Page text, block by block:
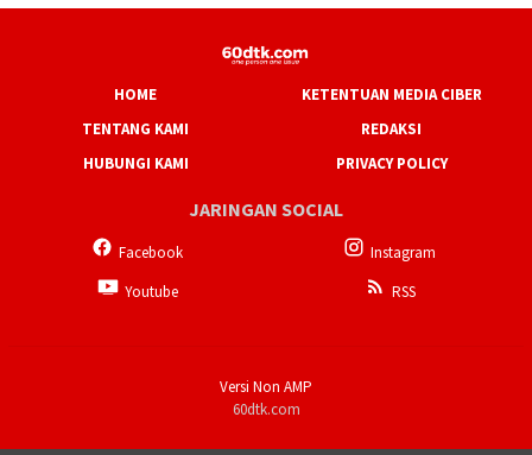
HOME
KETENTUAN MEDIA CIBER
TENTANG KAMI
REDAKSI
HUBUNGI KAMI
PRIVACY POLICY
JARINGAN SOCIAL
Facebook
Instagram
Youtube
RSS
Versi Non AMP
60dtk.com